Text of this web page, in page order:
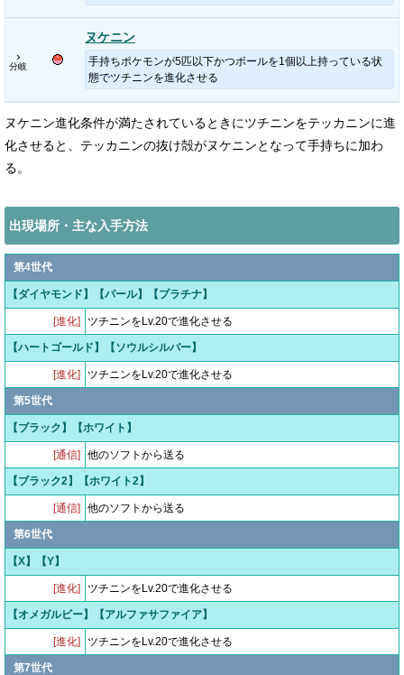
›
分岐
ヌケニン
手持ちポケモンが5匹以下かつボールを1個以上持っている状
態でツチニンを進化させる
ヌケニン進化条件が満たされているときにツチニンをテッカニンに進
化させると、テッカニンの抜け殻がヌケニンとなって手持ちに加わ
る。
出現場所・主な入手方法
第4世代
【ダイヤモンド】【パール】【プラチナ】
[進化] ツチニンをLv.20で進化させる
【ハートゴールド】【ソウルシルバー】
[進化] ツチニンをLv.20で進化させる
第5世代
【ブラック】【ホワイト】
[通信] 他のソフトから送る
【ブラック2】【ホワイト2】
[通信] 他のソフトから送る
第6世代
【X】【Y】
[進化] ツチニンをLv.20で進化させる
【オメガルビー】【アルファサファイア】
[進化] ツチニンをLv.20で進化させる
第7世代